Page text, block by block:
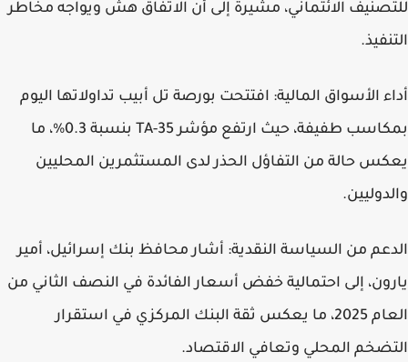
للتصنيف الائتماني، مشيرة إلى أن الاتفاق هش ويواجه مخاطر
التنفيذ.
أداء الأسواق المالية: افتتحت بورصة تل أبيب تداولاتها اليوم
بمكاسب طفيفة، حيث ارتفع مؤشر TA-35 بنسبة 0.3%، ما
يعكس حالة من التفاؤل الحذر لدى المستثمرين المحليين
والدوليين.
الدعم من السياسة النقدية: أشار محافظ بنك إسرائيل، أمير
يارون، إلى احتمالية خفض أسعار الفائدة في النصف الثاني من
العام 2025، ما يعكس ثقة البنك المركزي في استقرار
التضخم المحلي وتعافي الاقتصاد.